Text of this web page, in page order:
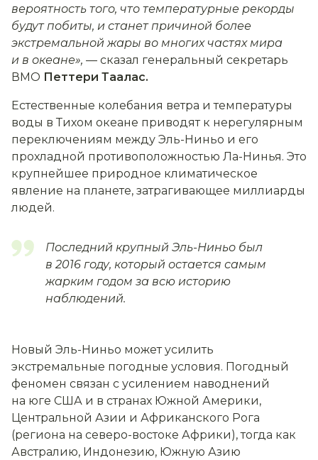
вероятность того, что температурные рекорды
будут побиты, и станет причиной более
экстремальной жары во многих частях мира
и в океане», — сказал генеральный секретарь
ВМО Петтери Таалас.
Естественные колебания ветра и температуры
воды в Тихом океане приводят к нерегулярным
переключениям между Эль-Ниньо и его
прохладной противоположностью Ла-Нинья. Это
крупнейшее природное климатическое
явление на планете, затрагивающее миллиарды
людей.
Последний крупный Эль-Ниньо был
в 2016 году, который остается самым
жарким годом за всю историю
наблюдений.
Новый Эль-Ниньо может усилить
экстремальные погодные условия. Погодный
феномен связан с усилением наводнений
на юге США и в странах Южной Америки,
Центральной Азии и Африканского Рога
(региона на северо-востоке Африки), тогда как
Австралию, Индонезию, Южную Азию